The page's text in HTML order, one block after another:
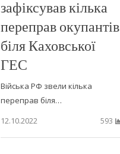
зафіксував кілька
переправ окупантів
біля Каховської
ГЕС
Війська РФ звели кілька
переправ біля…
12.10.2022
593